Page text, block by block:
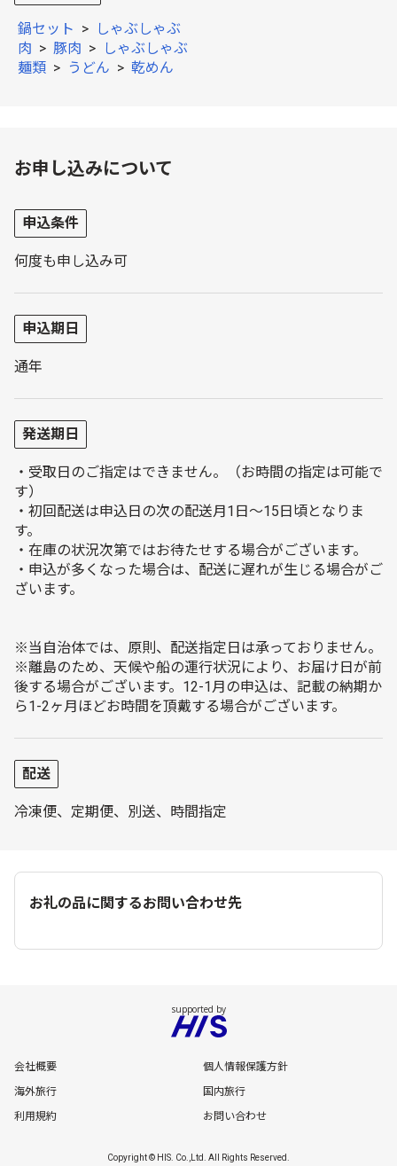
鍋セット > しゃぶしゃぶ
肉 > 豚肉 > しゃぶしゃぶ
麺類 > うどん > 乾めん
お申し込みについて
申込条件
何度も申し込み可
申込期日
通年
発送期日
・受取日のご指定はできません。（お時間の指定は可能で
す）
・初回配送は申込日の次の配送月1日〜15日頃となりま
す。
・在庫の状況次第ではお待たせする場合がございます。
・申込が多くなった場合は、配送に遅れが生じる場合がご
ざいます。
※当自治体では、原則、配送指定日は承っておりません。
※離島のため、天候や船の運行状況により、お届け日が前
後する場合がございます。12-1月の申込は、記載の納期か
ら1-2ヶ月ほどお時間を頂戴する場合がございます。
配送
冷凍便、定期便、別送、時間指定
お礼の品に関するお問い合わせ先
会社概要
個人情報保護方針
海外旅行
国内旅行
利用規約
お問い合わせ
Copyright © HIS. Co.,Ltd. All Rights Reserved.